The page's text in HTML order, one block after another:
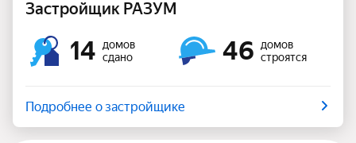
Застройщик РАЗУМ
14
домов
сдано
46
домов
строятся
Подробнее о застройщике